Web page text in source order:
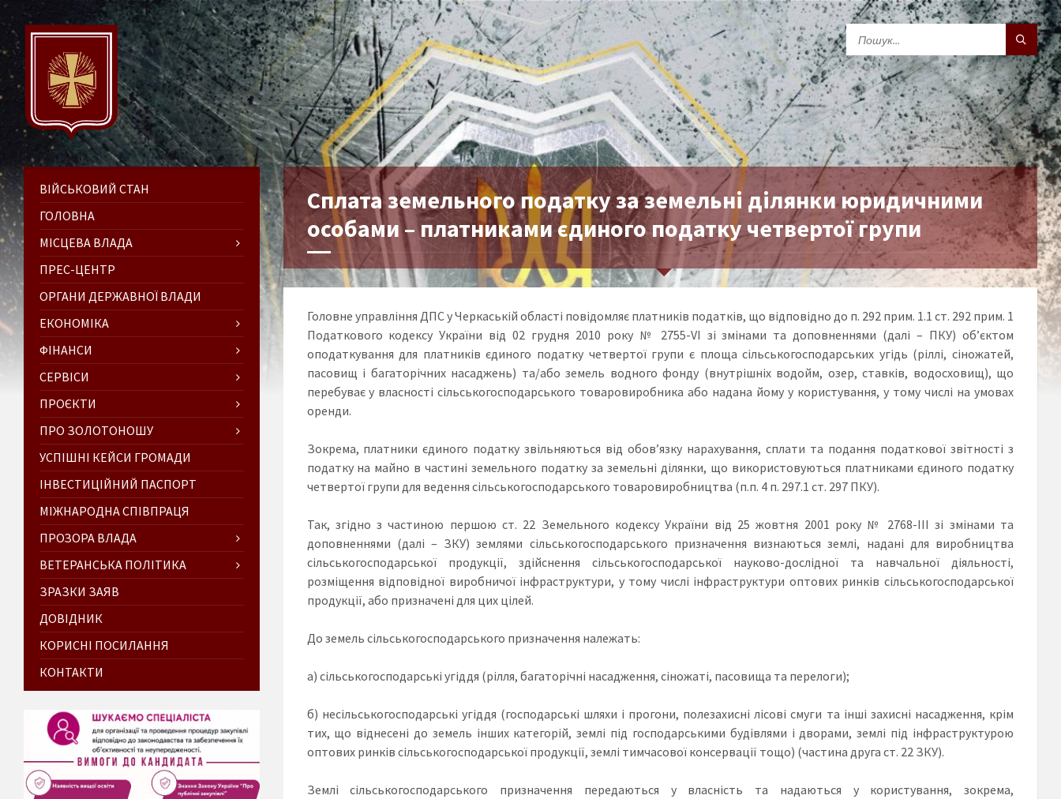
Сплата земельного податку за земельні ділянки юридичними
особами – платниками єдиного податку четвертої групи
Головне управління ДПС у Черкаській області повідомляє платників податків, що відповідно до п. 292 прим. 1.1 ст. 292 прим. 1
Податкового кодексу України від 02 грудня 2010 року № 2755-VI зі змінами та доповненнями (далі – ПКУ) об’єктом
оподаткування для платників єдиного податку четвертої групи є площа сільськогосподарських угідь (ріллі, сіножатей,
пасовищ і багаторічних насаджень) та/або земель водного фонду (внутрішніх водойм, озер, ставків, водосховищ), що
перебуває у власності сільськогосподарського товаровиробника або надана йому у користування, у тому числі на умовах
оренди.
Зокрема, платники єдиного податку звільняються від обов’язку нарахування, сплати та подання податкової звітності з
податку на майно в частині земельного податку за земельні ділянки, що використовуються платниками єдиного податку
четвертої групи для ведення сільськогосподарського товаровиробництва (п.п. 4 п. 297.1 ст. 297 ПКУ).
Так, згідно з частиною першою ст. 22 Земельного кодексу України від 25 жовтня 2001 року № 2768-III зі змінами та
доповненнями (далі – ЗКУ) землями сільськогосподарського призначення визнаються землі, надані для виробництва
сільськогосподарської продукції, здійснення сільськогосподарської науково-дослідної та навчальної діяльності,
розміщення відповідної виробничої інфраструктури, у тому числі інфраструктури оптових ринків сільськогосподарської
продукції, або призначені для цих цілей.
До земель сільськогосподарського призначення належать:
а) сільськогосподарські угіддя (рілля, багаторічні насадження, сіножаті, пасовища та перелоги);
б) несільськогосподарські угіддя (господарські шляхи і прогони, полезахисні лісові смуги та інші захисні насадження, крім
тих, що віднесені до земель інших категорій, землі під господарськими будівлями і дворами, землі під інфраструктурою
оптових ринків сільськогосподарської продукції, землі тимчасової консервації тощо) (частина друга ст. 22 ЗКУ).
Землі сільськогосподарського призначення передаються у власність та надаються у користування, зокрема,
ВІЙСЬКОВИЙ СТАН
ГОЛОВНА
МІСЦЕВА ВЛАДА
ПРЕС-ЦЕНТР
ОРГАНИ ДЕРЖАВНОЇ ВЛАДИ
ЕКОНОМІКА
ФІНАНСИ
СЕРВІСИ
ПРОЄКТИ
ПРО ЗОЛОТОНОШУ
УСПІШНІ КЕЙСИ ГРОМАДИ
ІНВЕСТИЦІЙНИЙ ПАСПОРТ
МІЖНАРОДНА СПІВПРАЦЯ
ПРОЗОРА ВЛАДА
ВЕТЕРАНСЬКА ПОЛІТИКА
ЗРАЗКИ ЗАЯВ
ДОВІДНИК
КОРИСНІ ПОСИЛАННЯ
КОНТАКТИ